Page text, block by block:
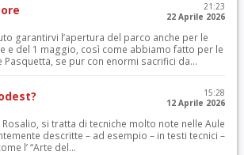
21:23
22 Aprile 2026
garantirvi l’apertura del parco anche per le
e del 1 maggio, così come abbiamo fatto per le
Pasquetta, se pur con enormi sacrifici da...
15:28
12 Aprile 2026
si tratta di tecniche molto note nelle Aule
descritte – ad esempio – in testi tecnici –
l’ “Arte del...